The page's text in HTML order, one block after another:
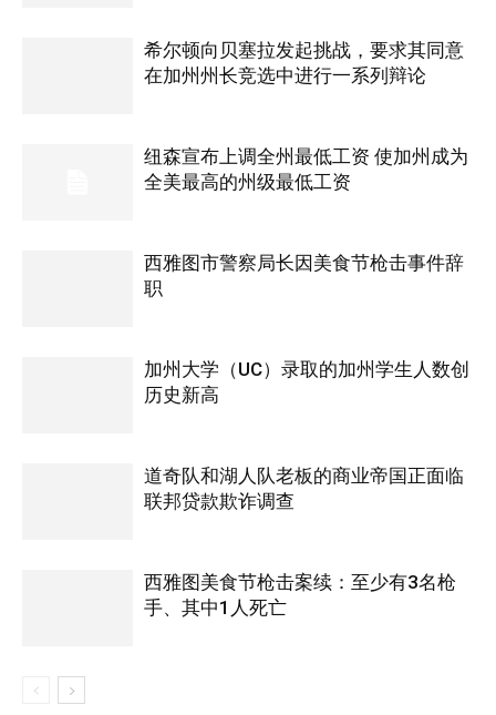
希尔顿向贝塞拉发起挑战，要求其同意
在加州州长竞选中进行一系列辩论
纽森宣布上调全州最低工资 使加州成为
全美最高的州级最低工资
西雅图市警察局长因美食节枪击事件辞
职
加州大学（UC）录取的加州学生人数创
历史新高
道奇队和湖人队老板的商业帝国正面临
联邦贷款欺诈调查
西雅图美食节枪击案续：至少有3名枪
手、其中1人死亡